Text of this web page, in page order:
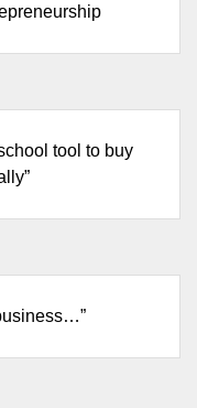
tool to buy